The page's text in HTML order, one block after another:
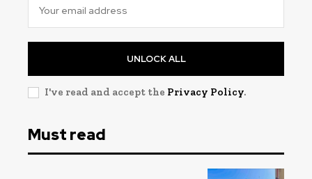
UNLOCK ALL
I've read and accept the Privacy Policy.
Must read